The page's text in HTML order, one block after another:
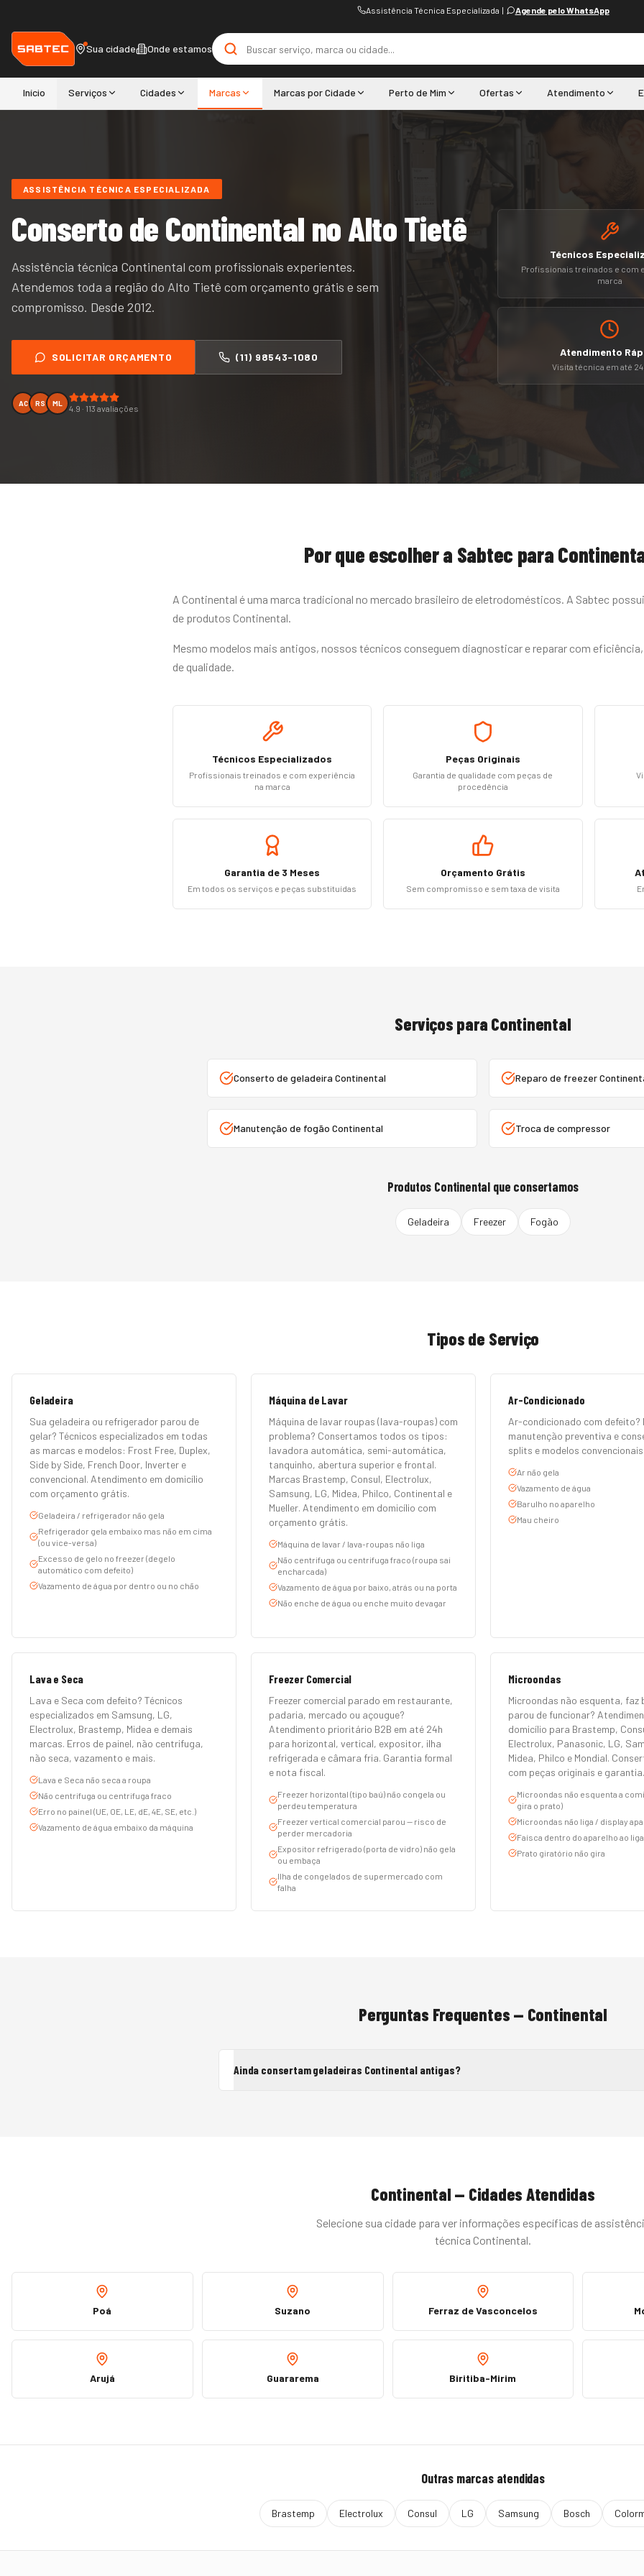
Assistência Técnica Especializada | Agende pelo WhatsApp
Sua cidade Onde estamos
Início Serviços Cidades Marcas Marcas por Cidade Perto de Mim Ofertas Atendimento
ASSISTÊNCIA TÉCNICA ESPECIALIZADA
Conserto deContinental no Alto Tietê
Assistência técnica Continental com profissionais experientes.
Atendemos toda a região do Alto Tietê com orçamento grátis e sem
compromisso. Desde 2012.
SOLICITAR ORÇAMENTO (11) 98543-1080
AC RS ML
4.9 · 113 avaliações
Técnicos
Profissionais treinados e com
marca
Atendimento
Visita técnica em até
Por que escolher a Sabtec para
A Continental é uma marca tradicional no mercado brasileiro de eletrodomésticos. A Sabtec
de produtos Continental.
Mesmo modelos mais antigos, nossos técnicos conseguem diagnosticar e reparar com
de qualidade.
Técnicos Especializados
Profissionais treinados e com experiência
na marca
Peças Originais
Garantia de qualidade com peças de
procedência
Garantia de 3 Meses
Em todos os serviços e peças substituídas
Orçamento Grátis
Sem compromisso e sem taxa de visita
Serviços para Continental
Conserto de geladeira Continental Reparo de freezer
Manutenção de fogão Continental Troca de compressor
Produtos Continental que consertamos
Geladeira Freezer Fogão
Tipos de Serviço
Geladeira
Sua geladeira ou refrigerador parou de
gelar? Técnicos especializados em todas
as marcas e modelos: Frost Free, Duplex,
Side by Side, French Door, Inverter e
convencional. Atendimento em domicílio
com orçamento grátis.
Geladeira / refrigerador não gela
Refrigerador gela embaixo mas não em cima
(ou vice-versa)
Excesso de gelo no freezer (degelo
automático com defeito)
Vazamento de água por dentro ou no chão
Máquina de Lavar
Máquina de lavar roupas (lava-roupas) com
problema? Consertamos todos os tipos:
lavadora automática, semi-automática,
tanquinho, abertura superior e frontal.
Marcas Brastemp, Consul, Electrolux,
Samsung, LG, Midea, Philco, Continental e
Mueller. Atendimento em domicílio com
orçamento grátis.
Máquina de lavar / lava-roupas não liga
Não centrifuga ou centrifuga fraco (roupa sai
encharcada)
Vazamento de água por baixo, atrás ou na porta
Não enche de água ou enche muito devagar
Ar-Condicionado
Ar-condicionado com
manutenção preventiva e
splits e modelos
Ar não gela
Vazamento de água
Barulho no aparelho
Mau cheiro
Lava e Seca
Lava e Seca com defeito? Técnicos
especializados em Samsung, LG,
Electrolux, Brastemp, Midea e demais
marcas. Erros de painel, não centrifuga,
não seca, vazamento e mais.
Lava e Seca não seca a roupa
Não centrifuga ou centrifuga fraco
Erro no painel (UE, OE, LE, dE, 4E, SE, etc.)
Vazamento de água embaixo da máquina
Freezer Comercial
Freezer comercial parado em restaurante,
padaria, mercado ou açougue?
Atendimento prioritário B2B em até 24h
para horizontal, vertical, expositor, ilha
refrigerada e câmara fria. Garantia formal
e nota fiscal.
Freezer horizontal (tipo baú) não congela ou
perdeu temperatura
Freezer vertical comercial parou — risco de
perder mercadoria
Expositor refrigerado (porta de vidro) não gela
ou embaça
Ilha de congelados de supermercado com
falha
Microondas
Microondas não esquenta, faz
parou de funcionar?
domicílio para Brastemp,
Electrolux, Panasonic, LG,
Midea, Philco e Mondial.
com peças originais e garantia.
Microondas não esquenta a
gira o prato)
Microondas não liga / display
Faísca dentro do aparelho ao
Prato giratório não gira
Perguntas Frequentes — Continental
Ainda consertam geladeiras Continental antigas?
Continental — Cidades Atendidas
Selecione sua cidade para ver informações específicas de
técnica Continental.
Poá Suzano Ferraz de Vasconcelos
Arujá Guararema Biritiba-Mirim
Outras marcas atendidas
Brastemp Electrolux Consul LG Samsung Bosch